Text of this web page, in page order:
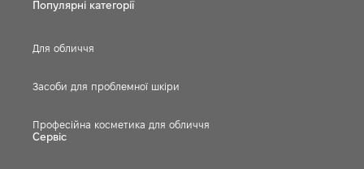
Популярні категорії
Для обличчя
Засоби для проблемної шкіри
Професійна косметика для обличчя
Сервіс